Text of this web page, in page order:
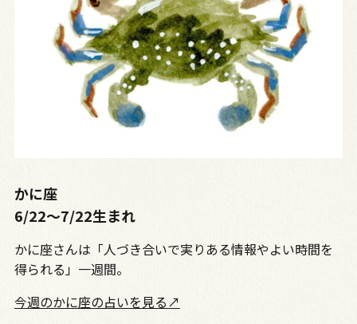
かに座
6/22～7/22生まれ
かに座さんは「人づき合いで実りある情報やよい時間を
得られる」一週間。
今週のかに座の占いを見る↗